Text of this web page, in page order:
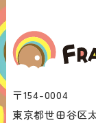
〒154-0004
東京都世田谷区